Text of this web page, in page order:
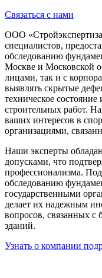
Связаться с нами
ООО
специалистов,
обследованию
Москве и Московской
лицами, так и с
выявлять скрытые
техническое
строительных работ.
ваших интересов в
организациями,
Наши эксперты
допусками, что
профессионализма.
обследованию
государственными
делает их надежным
вопросов, связанных с
зданий.
Узнать о компании